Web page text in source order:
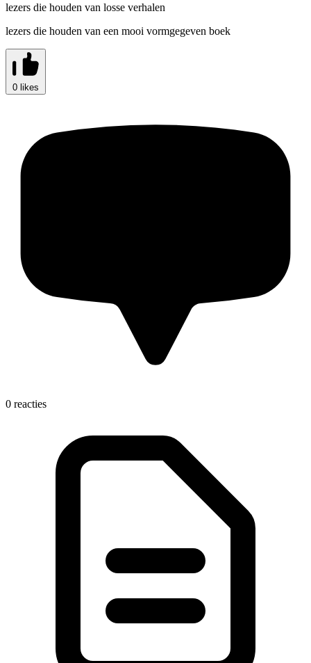
lezers die houden van losse verhalen
lezers die houden van een mooi vormgegeven boek
0 likes
0 reacties